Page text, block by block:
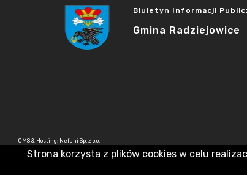
Biuletyn Informacji
Gmina Radziejowice
CMS & Hosting: Nefeni Sp. z o.o.
Strona korzysta z plików cookies w celu